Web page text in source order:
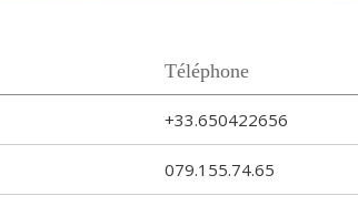
Téléphone
+33.650422656
079.155.74.65